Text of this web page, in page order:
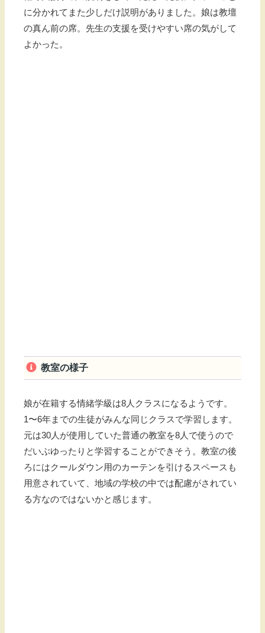
に分かれてまた少しだけ説明がありました。娘は教壇
の真ん前の席。先生の支援を受けやすい席の気がして
よかった。
教室の様子
娘が在籍する情緒学級は8人クラスになるようです。
1〜6年までの生徒がみんな同じクラスで学習します。
元は30人が使用していた普通の教室を8人で使うので
だいぶゆったりと学習することができそう。教室の後
ろにはクールダウン用のカーテンを引けるスペースも
用意されていて、地域の学校の中では配慮がされてい
る方なのではないかと感じます。